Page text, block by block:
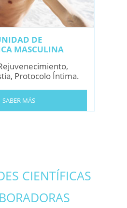
DE
MASCULINA
Protocolo Íntima.
SABER MÁS
CIENTÍFICAS